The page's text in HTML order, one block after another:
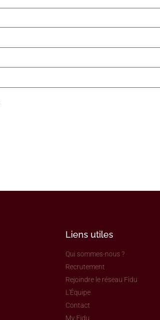
Liens utiles
Qui sommes-nous ?
Recrutement
Rejoindre le réseau Fidu
L'Équipe
Contact
My Fidu